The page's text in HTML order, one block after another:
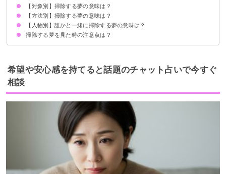
知らない部屋を掃除する夢【願望夢】
自分の部屋を掃除する夢【吉夢】
他人の部屋を掃除する夢【警告夢】
実家を掃除する夢【願望夢】
学校を掃除する夢【警告夢】
職場を掃除する夢【願望夢】
お寺を掃除する夢【警告夢】
庭を掃除する夢【願望夢】
床を掃除する夢【吉夢】
ベランダを掃除する夢【願望夢】
お風呂を掃除する夢【吉夢】
トイレを掃除する夢【吉夢】
玄関を掃除する夢【吉夢】
窓を掃除する夢【吉夢】
台所を掃除する夢【吉夢】
寝室を掃除する夢【警告夢】
洗面所を掃除する夢【警告夢】
階段を掃除する夢【警告夢】
車を掃除する夢【吉夢】
【対象別】掃除する夢の意味は？
ほこりを掃除する夢【警告夢】
落ち葉を掃除する夢【吉夢】
ドブを掃除する夢【吉夢】
嘔吐物を掃除する夢【願望夢】
うんこを掃除する夢【吉夢】
髪の毛を掃除する夢【吉夢】
ゴミを掃除する夢【吉夢】
蜘蛛の巣を掃除する夢【吉夢】
溢れた水を掃除する夢【吉夢】
ガラスの破片を掃除する夢【願望夢】
【方法別】掃除する夢の意味は？
掃除機で掃除する夢【吉夢】
ほうきで掃除する夢【吉夢】
雑巾で掃除する夢【警告夢】
モップで掃除する夢【吉夢】
【人物別】誰かと一緒に掃除する夢の意味は？
友達と掃除する夢【吉夢】
家族と掃除する夢【願望夢】
恋人と掃除する夢【警告夢】
気になる相手と掃除する夢【吉夢】
知らない人と掃除する夢【吉夢】
たくさんの人と掃除する夢【予知夢】
元彼・元カノと掃除する夢【警告夢】
掃除する夢を見た時の注意点は？
積極的に新しいことに取り組む
吉夢なら話さず警告夢や凶夢は人に話す
希望や安心感を持てると話題のチャット占いで今すぐ
相談